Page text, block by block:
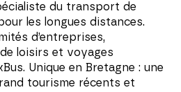
du transport de
les longues distances.
d’entreprises,
loisirs et voyages
Unique en Bretagne : une
tourisme récents et